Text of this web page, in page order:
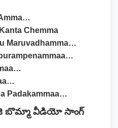
Chemma
Maruvadhamma…
Padakammaa…
బొమ్మా వీడియో సాంగ్